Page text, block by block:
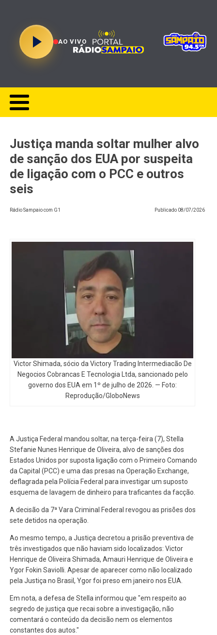
AO VIVO
Justiça manda soltar mulher alvo
de sanção dos EUA por suspeita
de ligação com o PCC e outros
seis
Rádio Sampaio com G1 Publicado 08/07/2026
Victor Shimada, sócio da Victory Trading Intermediacão De
Negocios Cobrancas E Tecnologia Ltda, sancionado pelo
governo dos EUA em 1º de julho de 2026. — Foto:
Reprodução/GloboNews
A Justiça Federal mandou soltar, na terça-feira (7), Stella
Stefanie Nunes Henrique de Oliveira, alvo de sanções dos
Estados Unidos por suposta ligação com o Primeiro Comando
da Capital (PCC) e uma das presas na Operação Exchange,
deflagrada pela Polícia Federal para investigar um suposto
esquema de lavagem de dinheiro para traficantes da facção.
A decisão da 7ª Vara Criminal Federal revogou as prisões dos
sete detidos na operação.
Ao mesmo tempo, a Justiça decretou a prisão preventiva de
três investigados que não haviam sido localizados: Victor
Henrique de Oliveira Shimada, Amauri Henrique de Oliveira e
Ygor Fokin Saviolli. Apesar de aparecer como não localizado
pela Justiça no Brasil, Ygor foi preso em janeiro nos EUA.
Em nota, a defesa de Stella informou que "em respeito ao
segredo de justiça que recai sobre a investigação, não
comentará o conteúdo da decisão nem os elementos
constantes dos autos."